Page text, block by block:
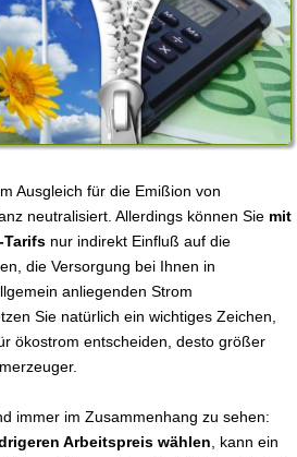
Ausgleich für die Emißion von
neutralisiert. Allerdings können Sie mit
Tarifs nur indirekt Einfluß auf die
die Versorgung bei Ihnen in
anliegenden Strom
Sie natürlich ein wichtiges Zeichen,
ökostrom entscheiden, desto größer
immer im Zusammenhang zu sehen:
Arbeitspreis wählen , kann ein